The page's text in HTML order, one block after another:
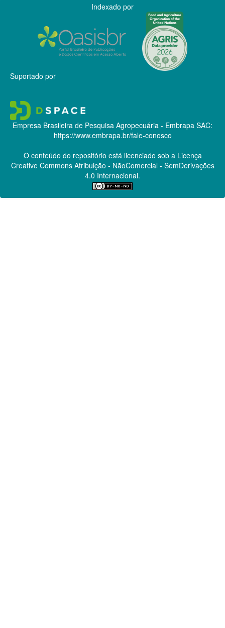
Indexado por
Suportado por
Empresa Brasileira de Pesquisa Agropecuária - Embrapa SAC:
https://www.embrapa.br/fale-conosco
O conteúdo do repositório está licenciado sob a Licença
Creative CommonsAtribuição - NãoComercial - SemDerivações
4.0 Internacional.